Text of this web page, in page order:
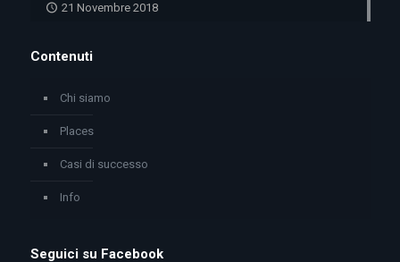
21 Novembre 2018
Contenuti
Chi siamo
Places
Casi di successo
Info
Seguici su Facebook